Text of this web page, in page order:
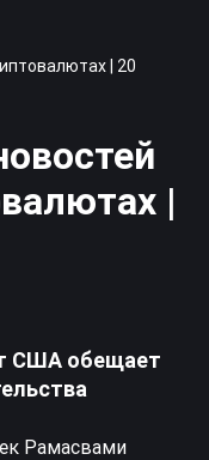
| 20
|
США обещает
Рамасвами